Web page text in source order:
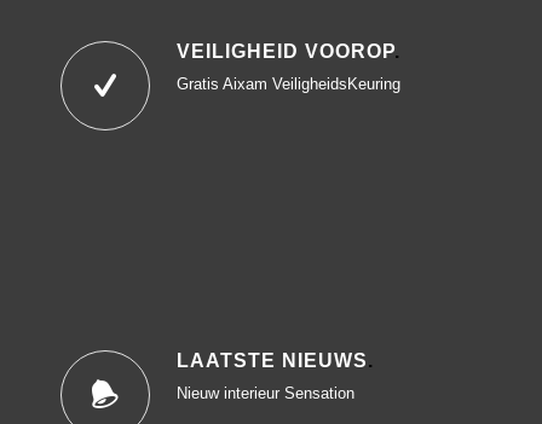
VEILIGHEID VOOROP.
Gratis Aixam VeiligheidsKeuring
LAATSTE NIEUWS.
Nieuw interieur Sensation